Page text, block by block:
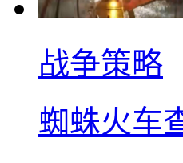
战争策略
蜘蛛火车